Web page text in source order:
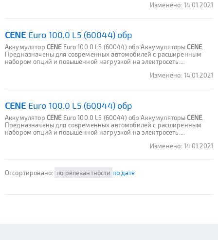
Изменено: 14.01.2021
CENE Euro 100.0 L5 (60044) обр
Аккумулятор CENE Euro 100.0 L5 (60044) обр АккумуляторыCENE
Предназначены для современных автомобилей с расширенным
набором опций и повышенной нагрузкой на электросеть....
Изменено: 14.01.2021
CENE Euro 100.0 L5 (60044) обр
Аккумулятор CENE Euro 100.0 L5 (60044) обр АккумуляторыCENE
Предназначены для современных автомобилей с расширенным
набором опций и повышенной нагрузкой на электросеть....
Изменено: 14.01.2021
Отсортировано: по релевантности по дате